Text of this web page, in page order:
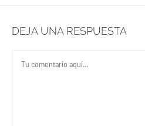
DEJA UNA RESPUESTA